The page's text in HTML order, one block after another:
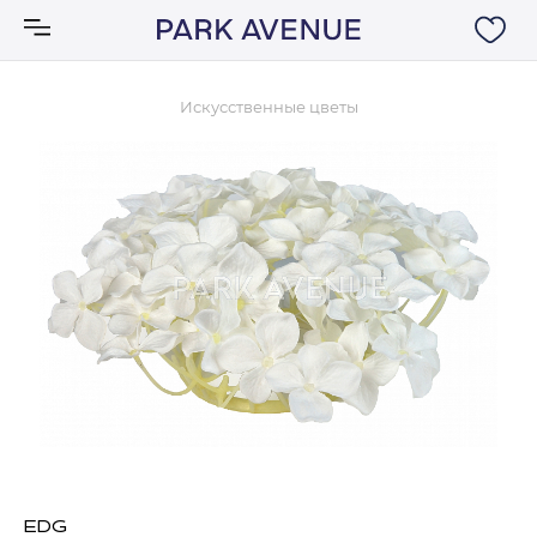
Ковры
Мебель
Свет
Искусственные цветы
EDG